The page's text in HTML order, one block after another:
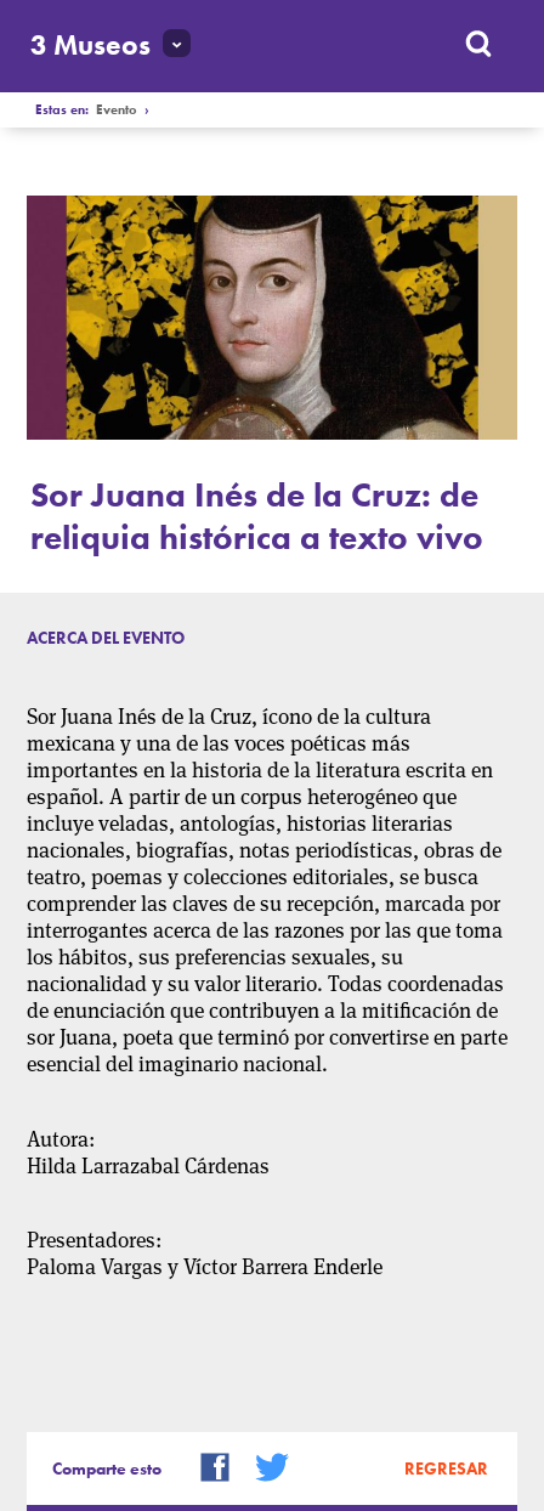
3 Museos
Estas en:Evento ›
Sor Juana Inés de la Cruz: de
reliquia histórica a texto vivo
ACERCA DEL EVENTO
Sor Juana Inés de la Cruz, ícono de la cultura
mexicana y una de las voces poéticas más
importantes en la historia de la literatura escrita en
español. A partir de un corpus heterogéneo que
incluye veladas, antologías, historias literarias
nacionales, biografías, notas periodísticas, obras de
teatro, poemas y colecciones editoriales, se busca
comprender las claves de su recepción, marcada por
interrogantes acerca de las razones por las que toma
los hábitos, sus preferencias sexuales, su
nacionalidad y su valor literario. Todas coordenadas
de enunciación que contribuyen a la mitificación de
sor Juana, poeta que terminó por convertirse en parte
esencial del imaginario nacional.
Autora:
Hilda Larrazabal Cárdenas
Presentadores:
Paloma Vargas y Víctor Barrera Enderle
Comparte esto REGRESAR